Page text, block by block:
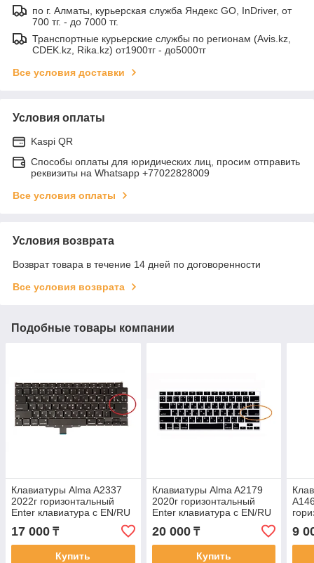
по г. Алматы, курьерская служба Яндекс GO, InDriver, от
700 тг. - до 7000 тг.
Транспортные курьерские службы по регионам (Avis.kz,
CDEK.kz, Rika.kz) от1900тг - до5000тг
Все условия доставки
Условия оплаты
Kaspi QR
Способы оплаты для юридических лиц, просим отправить
реквизиты на Whatsapp +77022828009
Все условия оплаты
Условия возврата
Возврат товара в течение 14 дней по договоренности
Все условия возврата
Подобные товары компании
Клавиатуры Alma A2337
2022г горизонтальный
Enter клавиатура c EN/RU
раскладкой
17 000 ₸
Купить
Клавиатуры Alma A2179
2020г горизонтальный
Enter клавиатура c EN/RU
раскладкой
20 000₸
Купить
9